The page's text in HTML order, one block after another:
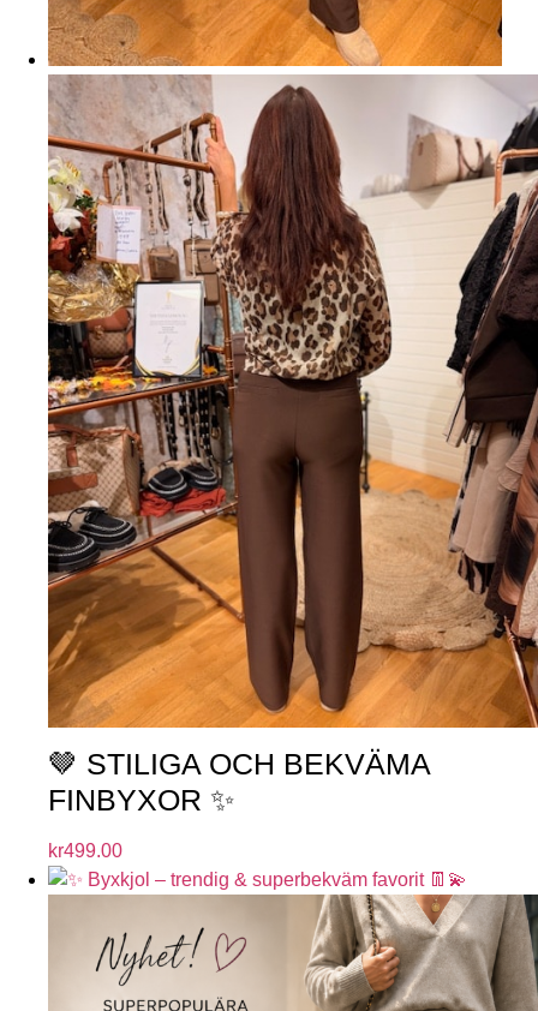
🤎 STILIGA OCH BEKVÄMA
FINBYXOR ✨
kr499.00